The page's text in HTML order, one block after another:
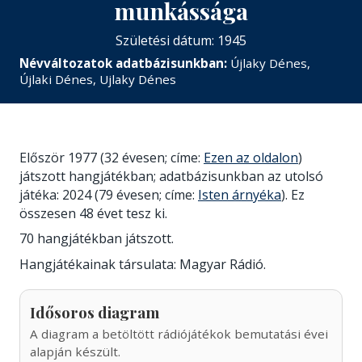
munkássága
Születési dátum: 1945
Névváltozatok adatbázisunkban: Újlaky Dénes,
Újlaki Dénes, Ujlaky Dénes
Először 1977 (32 évesen; címe: Ezen az oldalon)
játszott hangjátékban; adatbázisunkban az utolsó
játéka: 2024 (79 évesen; címe: Isten árnyéka). Ez
összesen 48 évet tesz ki.
70 hangjátékban játszott.
Hangjátékainak társulata: Magyar Rádió.
Idősoros diagram
A diagram a betöltött rádiójátékok bemutatási évei
alapján készült.